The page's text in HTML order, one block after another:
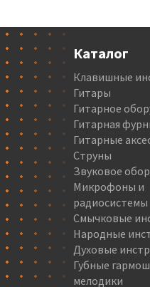
Каталог
Клавишные
Гитары
Гитарное
Гитарная
Гитарные
Струны
Звуковое
Микрофоны и
радиосистемы
Смычковые
Народные
Духовые
Губные
мелодики